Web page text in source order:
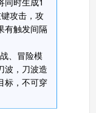
攻击，攻
有触发间隔
、冒险模
波，刀波造
标，不可穿